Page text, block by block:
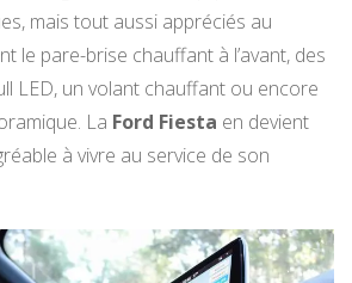
mais tout aussi appréciés au
le pare-brise chauffant à l’avant, des
LED, un volant chauffant ou encore
La Ford Fiesta en devient
à vivre au service de son